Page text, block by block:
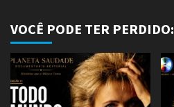
VOCÊ PODE TER PERDIDO: